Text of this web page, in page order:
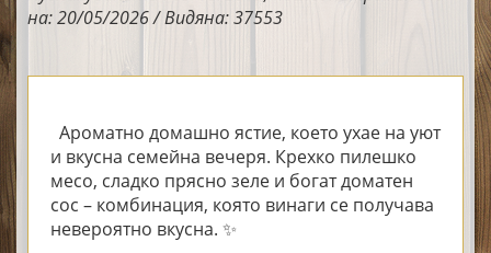
на: 20/05/2026 / Видяна: 37553
Ароматно домашно ястие, което ухае на уют
и вкусна семейна вечеря. Крехко пилешко
месо, сладко прясно зеле и богат доматен
сос – комбинация, която винаги се получава
невероятно вкусна. ✨